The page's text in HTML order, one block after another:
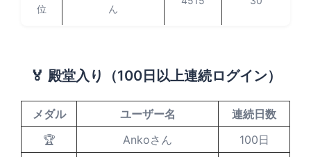
位
ん
🏅 殿堂入り（100日以上連続ログイン）
メダル ユーザー名
連続日数
🏆
Ankoさん
100日